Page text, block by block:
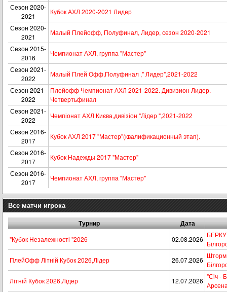
Сезон 2020-
2021
Кубок АХЛ 2020-2021 Лидер
Сезон 2020-
2021
Малый Плейофф, Полуфинал, Лидер, сезон 2020-2021
Сезон 2015-
2016
Чемпионат АХЛ, группа "Мастер"
Сезон 2021-
2022
Малый Плей Офф,Полуфинал ," Лидер",2021-2022
Сезон 2021-
2022
Плейофф Чемпионат АХЛ 2021-2022. Дивизион Лидер.
Четвертьфинал
Сезон 2021-
2022
Чемпіонат АХЛ Києва,дивізіон "Лідер ",2021-2022
Сезон 2016-
2017
Кубок АХЛ 2017 "Мастер"(квалификационный этап).
Сезон 2016-
2017
Кубок Надежды 2017 "Мастер"
Сезон 2016-
2017
Чемпионат АХЛ, группа "Мастер"
Все матчи игрока
Турнир Дата
"Кубок Незалежності "2026 02.08.2026
ПлейОфф Літній Кубок 2026,Лідер
26.07.2026
Літній Кубок 2026,Лідер
12.07.2026
"Сiч -